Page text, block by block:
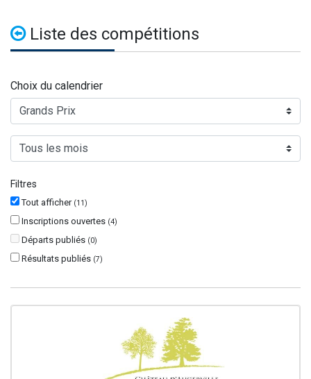
Liste des compétitions
Choix du calendrier
Filtres
Tout afficher (11)
Inscriptions ouvertes (4)
Départs publiés (0)
Résultats publiés (7)